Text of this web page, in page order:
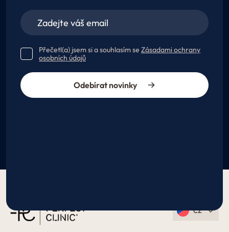
Přečetl(a) jsem si a souhlasím se Zásadami ochrany
osobních údajů
Odebírat novinky
CZ